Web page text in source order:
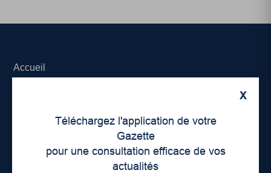
X
Téléchargez l'application de votre
Gazette
pour une consultation efficace de vos
actualités
Accueil
Déontologie et confidentialité
Devenir partenaire